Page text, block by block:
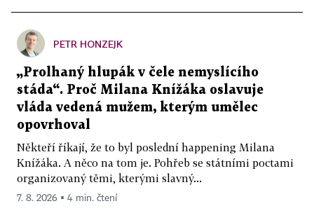
PETR HONZEJK
„Prolhaný hlupák v čele nemyslícího
stáda“. Proč Milana Knížáka oslavuje
vláda vedená mužem, kterým umělec
opovrhoval
Někteří říkají, že to byl poslední happening Milana
Knížáka. A něco na tom je. Pohřeb se státními poctami
organizovaný těmi, kterými slavný...
7. 8. 2026 ▪ 4 min. čtení